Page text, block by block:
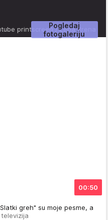
Pogledaj
fotogaleriju
printscreen / Lepa Brena
00:50
greh" su moje pesme, a